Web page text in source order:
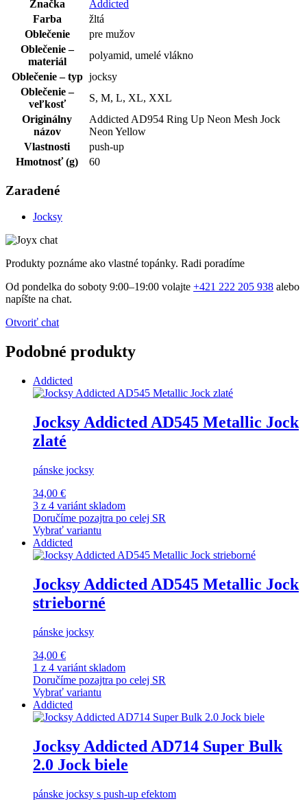
Značka
Addicted
Farba
žltá
Oblečenie
pre mužov
Oblečenie –
materiál
polyamid, umelé vlákno
Oblečenie – typ jocksy
Oblečenie –
veľkosť
S, M, L, XL, XXL
Originálny
názov
Addicted AD954 Ring Up Neon Mesh Jock
Neon Yellow
Vlastnosti
push-up
Hmotnosť (g)
60
Zaradené
Jocksy
Produkty poznáme ako vlastné topánky. Radi poradíme
Od pondelka do soboty 9:00–19:00 volajte +421 222 205 938 alebo
napíšte na chat.
Otvoriť chat
Podobné produkty
Addicted
Jocksy Addicted AD545 Metallic Jock
zlaté
pánske jocksy
34,00 €
3 z 4 variánt skladom
Doručíme pozajtra po celej SR
Vybrať variantu
Addicted
Jocksy Addicted AD545 Metallic Jock
strieborné
pánske jocksy
34,00 €
1 z 4 variánt skladom
Doručíme pozajtra po celej SR
Vybrať variantu
Addicted
Jocksy Addicted AD714 Super Bulk
2.0 Jock biele
pánske jocksy s push-up efektom